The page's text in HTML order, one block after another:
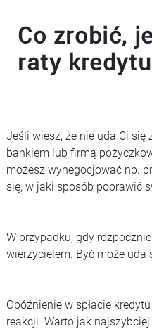
Co zrobić,
raty
Jeśli wiesz, że nie uda Ci
bankiem lub firmą
możesz wynegocjować np.
się, w jaki sposób poprawić
W przypadku, gdy
wierzycielem. Być może
Opóźnienie w spłacie
reakcji. Warto jak